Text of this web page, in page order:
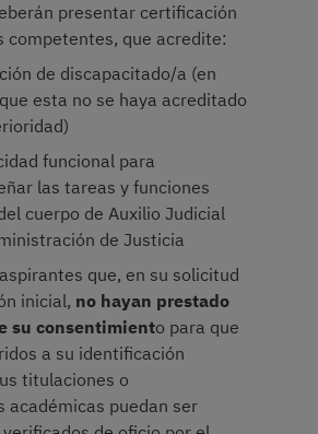
presentar certificación
competentes, que acredite:
de discapacitado/a (en
esta no se haya acreditado
funcional para
las tareas y funciones
cuerpo de Auxilio Judicial
de Justicia
que, en su solicitud
inicial, no hayan prestado
su consentimiento para que
a su identificación
titulaciones o
académicas puedan ser